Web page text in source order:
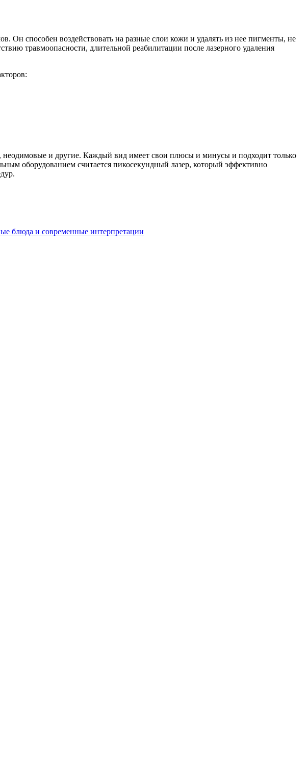
способен воздействовать на разные слои кожи и удалять из нее пигменты, не
травмоопасности, длительной реабилитации после лазерного удаления
неодимовые и другие. Каждый вид имеет свои плюсы и минусы и подходит только
оборудованием считается пикосекундный лазер, который эффективно
блюда и современные интерпретации